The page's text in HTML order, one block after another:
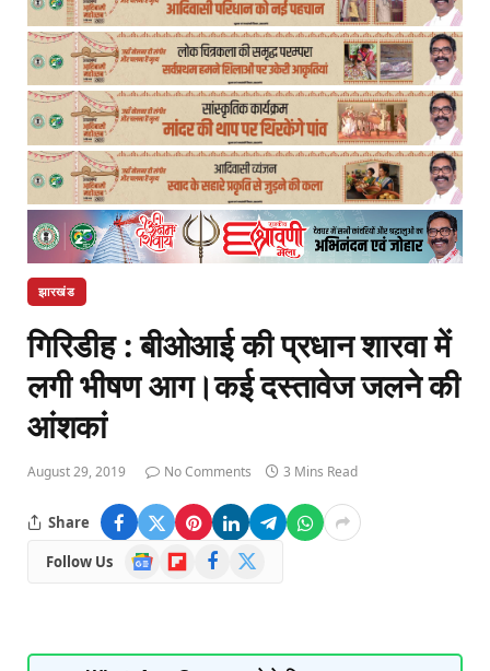
झारखंड
गिरिडीह : बीओआई की प्रधान शारवा में
लगी भीषण आग।कई दस्तावेज जलने की
आंशकां
August 29, 2019 No Comments 3 Mins Read
Share
Follow Us
Google
News
FlipboardFacebook